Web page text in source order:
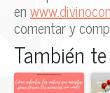
en
comentar y
También